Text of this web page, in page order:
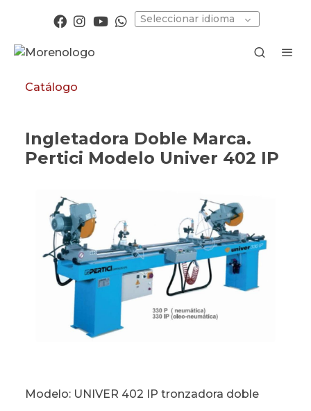
Seleccionar idioma
Catálogo
Ingletadora Doble Marca.
Pertici Modelo Univer 402 IP
Modelo: UNIVER 402 IP tronzadora doble